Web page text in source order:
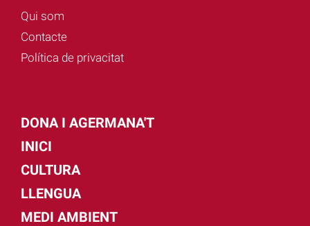
Qui som
Contacte
Política de privacitat
DONA I AGERMANA'T
INICI
CULTURA
LLENGUA
MEDI AMBIENT